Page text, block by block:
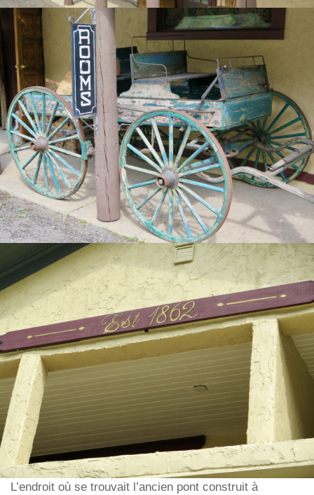
L’endroit où se trouvait l’ancien pont construit à